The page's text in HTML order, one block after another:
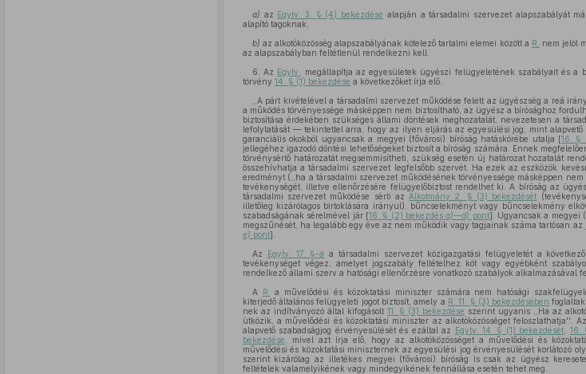
a) az Egytv. 3. § (4) bekezdése alapján a társadalmi szervezet alapszabályát
alapító tagoknak,
b) az alkotóközösség alapszabályának kötelező tartalmi elemei között a R. nem jelöl
az alapszabályban feltétlenül rendelkezni kell.
6. Az Egytv.
megállapítja az egyesületek ügyészi felügyeletének szabályait és a
törvény 14. § (1) bekezdése a következőket írja elő.
,,A párt kivételével a társadalmi szervezet működése felett az ügyészség a reá
a működés törvényessége másképpen nem biztosítható, az ügyész a bírósághoz
biztosítása érdekében szükséges állami döntések meghozatalát, nevezetesen a
lefolytatását — tekintettel arra, hogy az ilyen eljárás az egyesülési jog, mint
garanciális okokból ugyancsak a megyei (fővárosi) bíróság hatáskörébe utalja [16. §
jellegéhez igazodó döntési lehetőségeket biztosít a bíróság számára. Ennek
törvénysértő határozatát megsemmisítheti, szükség esetén új határozat hozatalát
összehívhatja a társadalmi szervezet legfelsőbb szervét. Ha ezek az eszközök
eredményt (,,ha a társadalmi szervezet működésének törvényessége másképpen
tevékenységét, illetve ellenőrzésére felügyelőbiztost rendelhet ki. A bíróság az
társadalmi szervezet működése sérti az Alkotmány 2. § (3) bekezdését
illetőleg kizárólagos birtoklására irányul), bűncselekményt vagy bűncselekmény
szabadságának sérelmével jár [16. § (2) bekezdésa)—d) pont]. Ugyancsak a megyei
megszűnését, ha legalább egy éve az nem működik vagy tagjainak száma tartósan az
e) pont].
Az
Egytv. 17. §-a a társadalmi szervezet közigazgatási felügyeletét a
tevékenységet végez, amelyet jogszabály feltételhez köt vagy egyébként
rendelkező állami szerv a hatósági ellenőrzésre vonatkozó szabályok alkalmazásával
A
R.
a művelődési és közoktatási miniszter számára nem hatósági
kiterjedő általános felügyeleti jogot biztosít, amely a R. 11. § (3) bekezdésében
nek az indítványozó által kifogásolt 11. § (3) bekezdése szerint ugyanis ,,Ha az
ütközik, a művelődési és közoktatási miniszter az alkotóközösséget feloszlathatja''.
alapvető szabadságjog érvényesülését és ezáltal az Egytv. 14. § (1) bekezdését 16.
bekezdése , mivel azt írja elő, hogy az alkotóközösséget a művelődési és
művelődési és közoktatási miniszternek az egyesülési jog érvényesülését korlátozó
szerint kizárólag az illetékes megyei (fővárosi) bíróság is csak az ügyész
feltételek valamelyikének vagy mindegyikének fennállása esetén tehet meg.